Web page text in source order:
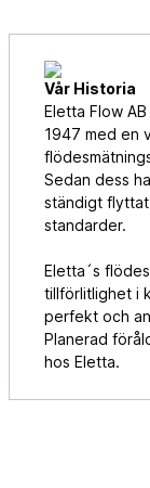
Vår Historia
Eletta Flow
1947 med en
Sedan dess
ständigt
standarder.
Eletta´s
tillförlitlighet i
perfekt och
Planerad
hos Eletta.